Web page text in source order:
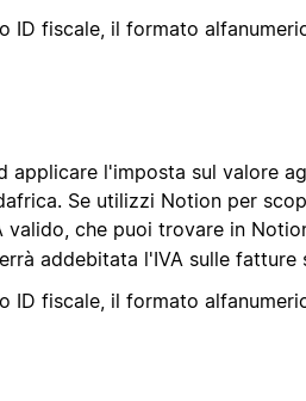
ID fiscale, il formato
applicare l'imposta sul valore
Se utilizzi Notion per
valido, che puoi trovare in
addebitata l'IVA sulle fatture
ID fiscale, il formato